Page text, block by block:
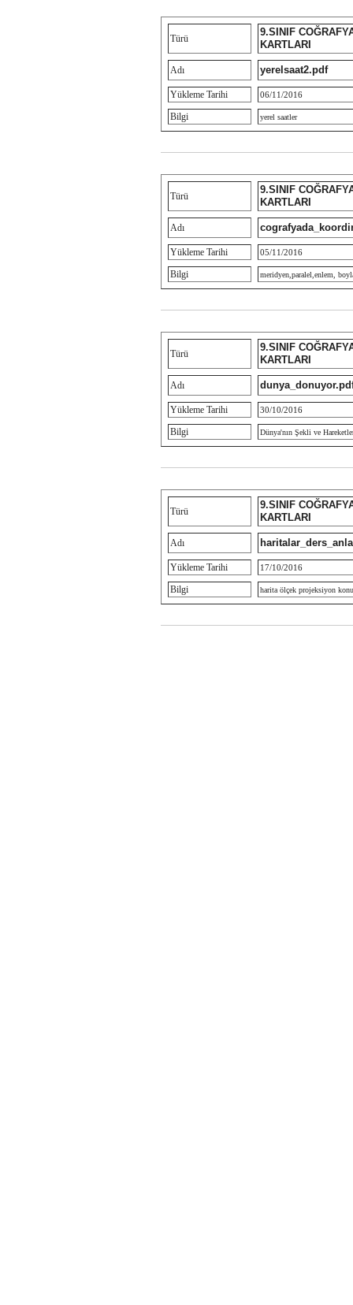
Türü
9.SINIF
KARTLARI
Adı yerelsaat2.pdf
Yükleme Tarihi 06/11/2016
Bilgi yerel saatler
Türü
9.SINIF
KARTLARI
Adı
Yükleme Tarihi 05/11/2016
Bilgi meridyen,paralel,enlem,
Türü
9.SINIF
KARTLARI
Adı
Yükleme Tarihi 30/10/2016
Bilgi Dünya'nın Şekli ve
Türü
9.SINIF
KARTLARI
Adı
Yükleme Tarihi 17/10/2016
Bilgi harita ölçek projeksiyon